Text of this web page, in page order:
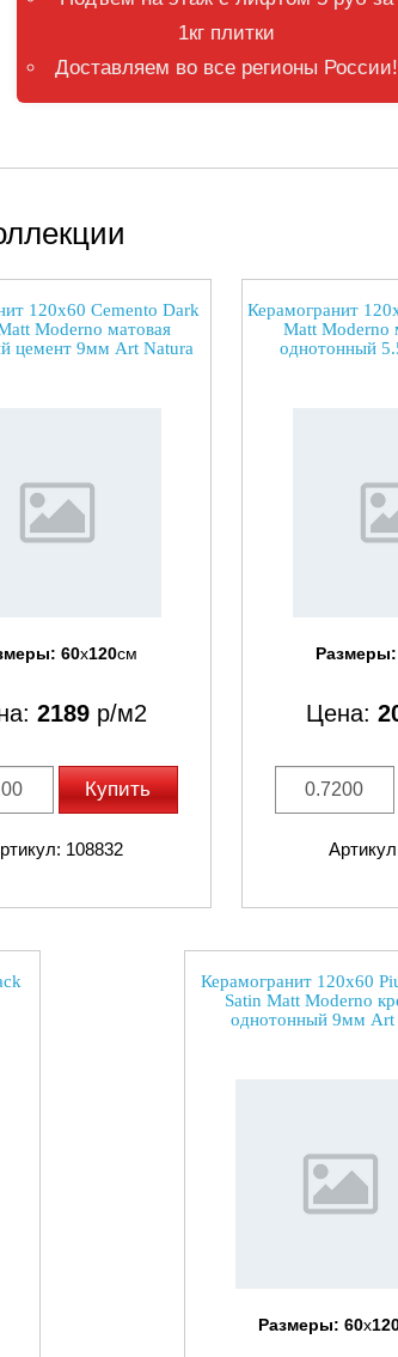
1кг плитки
Доставляем во все регионы России!
120x60 Cemento Dark
Moderno матовая
цемент 9мм Art Natura
60x120см
2189р/м2
Купить
108832
Керамогранит
Matt Moderno
однотонный
Размеры:
Цена:
Керамогранит 120x60
Satin Matt Moderno
однотонный 9мм Art
Размеры: 60x